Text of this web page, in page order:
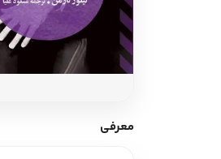
ادبیات
جستار و مقاله
معرفی